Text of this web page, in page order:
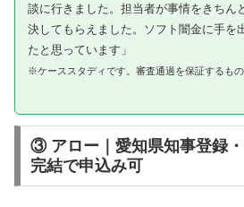
談に行きました。担当者が事情をきちん
決してもらえました。ソフト闇金に手を
たと思っています」
※ケーススタディです。審査通過を保証するも
③ アロー｜愛知県知事登録
完結で申込み可